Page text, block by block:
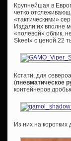
Крупнейшая в
четко
«тактическими»
Издали их вполне
«полевой» облик,
Skeet» с ценой 22
Кстати, для
(пневматическое
контейнеров
Из них на